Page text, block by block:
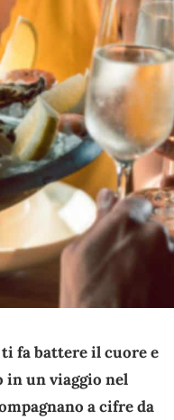
fa battere il cuore e
in un viaggio nel
a cifre da